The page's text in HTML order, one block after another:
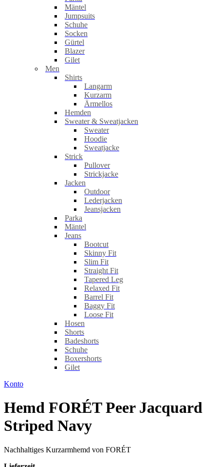
Mäntel
Jumpsuits
Schuhe
Socken
Gürtel
Blazer
Gilet
Men
Shirts
Langarm
Kurzarm
Ärmellos
Hemden
Sweater & Sweatjacken
Sweater
Hoodie
Sweatjacke
Strick
Pullover
Strickjacke
Jacken
Outdoor
Lederjacken
Jeansjacken
Parka
Mäntel
Jeans
Bootcut
Skinny Fit
Slim Fit
Straight Fit
Tapered Leg
Relaxed Fit
Barrel Fit
Baggy Fit
Loose Fit
Hosen
Shorts
Badeshorts
Schuhe
Boxershorts
Gilet
Konto
Hemd FORÉT Peer Jacquard
Striped Navy
Nachhaltiges Kurzarmhemd von FORÉT